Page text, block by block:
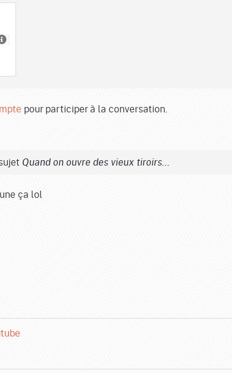
pour participer à la conversation.
Quand on ouvre des vieux tiroirs…
ça lol